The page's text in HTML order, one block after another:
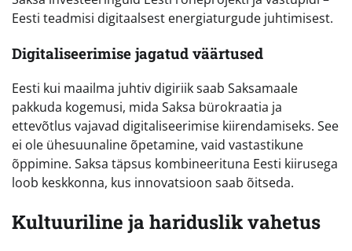
Eesti teadmisi digitaalsest energiaturgude juhtimisest.
Digitaliseerimise jagatud väärtused
Eesti kui maailma juhtiv digiriik saab Saksamaale
pakkuda kogemusi, mida Saksa bürokraatia ja
ettevõtlus vajavad digitaliseerimise kiirendamiseks. See
ei ole ühesuunaline õpetamine, vaid vastastikune
õppimine. Saksa täpsus kombineerituna Eesti kiirusega
loob keskkonna, kus innovatsioon saab õitseda.
Kultuuriline ja hariduslik vahetus